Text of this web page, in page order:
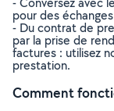
pour des
- Du contrat de
par la prise de
factures : utilisez
prestation.
Comment